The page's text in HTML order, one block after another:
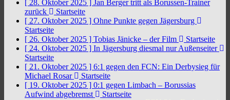
[ 28. Oktober 2025 ] Jan Berger tritt als Borussen-Trainer
zurück
Startseite
[ 27. Oktober 2025 ] Ohne Punkte gegen Jägersburg
Startseite
[ 26. Oktober 2025 ] Tobias Jänicke – der Film
Startseite
[ 24. Oktober 2025 ] In Jägersburg diesmal nur Außenseiter
Startseite
[ 21. Oktober 2025 ] 6:1 gegen den FCN: Ein Derbysieg für
Michael Rosar
Startseite
[ 19. Oktober 2025 ] 0:1 gegen Limbach – Borussias
Aufwind abgebremst
Startseite